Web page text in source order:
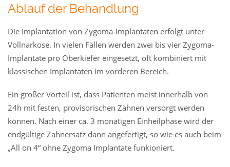
Ablauf der Behandlung
Die Implantation von Zygoma-Implantaten erfolgt unter
Vollnarkose. In vielen Fällen werden zwei bis vier Zygoma-
Implantate pro Oberkiefer eingesetzt, oft kombiniert mit
klassischen Implantaten im vorderen Bereich.
Ein großer Vorteil ist, dass Patienten meist innerhalb von
24h mit festen, provisorischen Zähnen versorgt werden
können. Nach einer ca. 3 monatigen Einheilphase wird der
endgültige Zahnersatz dann angefertigt, so wie es auch beim
„All on 4“ ohne Zygoma Implantate funkioniert.